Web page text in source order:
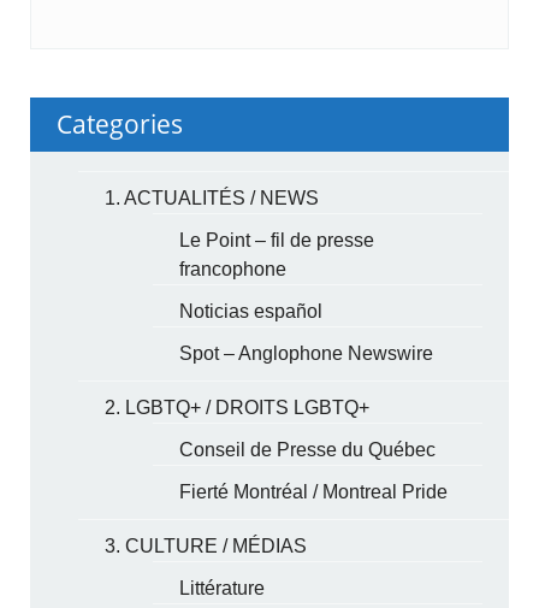
Categories
1. ACTUALITÉS / NEWS
Le Point – fil de presse
francophone
Noticias español
Spot – Anglophone Newswire
2. LGBTQ+ / DROITS LGBTQ+
Conseil de Presse du Québec
Fierté Montréal / Montreal Pride
3. CULTURE / MÉDIAS
Littérature